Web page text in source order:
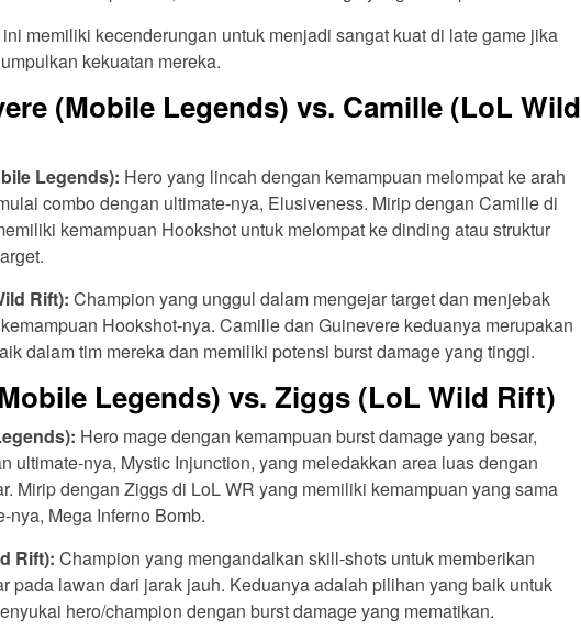
memiliki kecenderungan untuk menjadi sangat kuat di late game jika
kekuatan mereka.
(Mobile Legends) vs. Camille (LoL Wild
Legends): Hero yang lincah dengan kemampuan melompat ke arah
combo dengan ultimate-nya, Elusiveness. Mirip dengan Camille di
kemampuan Hookshot untuk melompat ke dinding atau struktur
Rift): Champion yang unggul dalam mengejar target dan menjebak
Hookshot-nya. Camille dan Guinevere keduanya merupakan
dalam tim mereka dan memiliki potensi burst damage yang tinggi.
Legends) vs. Ziggs (LoL Wild Rift)
Hero mage dengan kemampuan burst damage yang besar,
ultimate-nya, Mystic Injunction, yang meledakkan area luas dengan
Mirip dengan Ziggs di LoL WR yang memiliki kemampuan yang sama
nya, Mega Inferno Bomb.
Rift): Champion yang mengandalkan skill-shots untuk memberikan
pada lawan dari jarak jauh. Keduanya adalah pilihan yang baik untuk
hero/champion dengan burst damage yang mematikan.